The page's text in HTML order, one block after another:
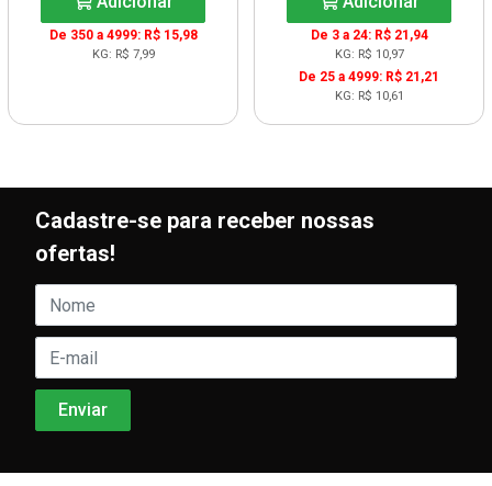
De 350 a 4999: R$ 15,98
KG: R$ 7,99
De 3 a 24: R$ 21,94
KG: R$ 10,97
De 25 a 4999: R$ 21,21
KG: R$ 10,61
Cadastre-se para receber nossas
ofertas!